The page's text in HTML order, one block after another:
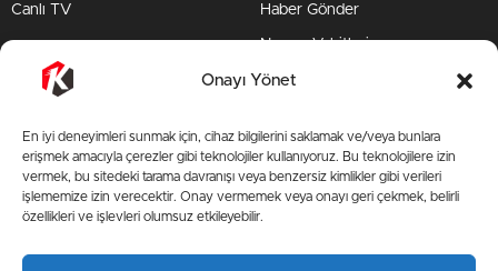
Onayı Yönet
En iyi deneyimleri sunmak için, cihaz bilgilerini saklamak ve/veya bunlara
erişmek amacıyla çerezler gibi teknolojiler kullanıyoruz. Bu teknolojilere izin
vermek, bu sitedeki tarama davranışı veya benzersiz kimlikler gibi verileri
işlememize izin verecektir. Onay vermemek veya onayı geri çekmek, belirli
özellikleri ve işlevleri olumsuz etkileyebilir.
Canlı TV Haber Gönder
Namaz Vakitleri
TV Yayın Akışları
TV Yayın Akışları
Yazarlar Site
AMP